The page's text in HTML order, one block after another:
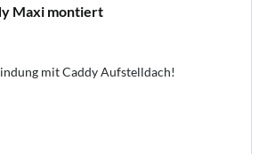
Maxi montiert
mit Caddy Aufstelldach!